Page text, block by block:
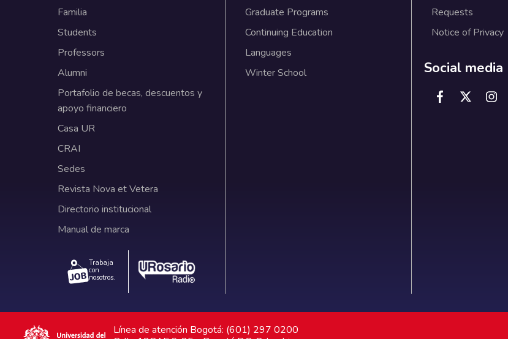
Familia
Students
Professors
Alumni
Portafolio de becas, descuentos y
apoyo financiero
Casa UR
CRAI
Sedes
Revista Nova et Vetera
Directorio institucional
Manual de marca
Trabaja
con
nosotros.
Graduate Programs
Continuing Education
Languages
Winter School
Requests
Notice of Privacy
Social media
Línea de atención Bogotá: (601) 297 0200